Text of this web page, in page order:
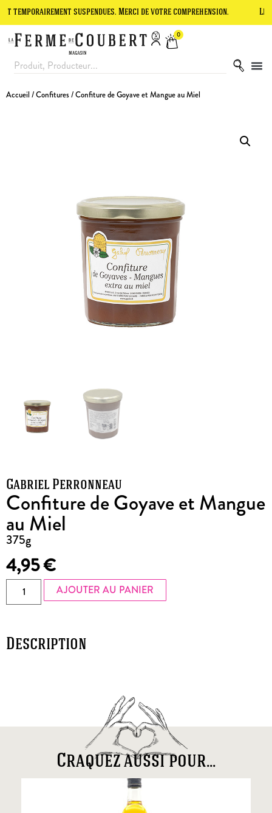
suspendues. Merci de votre compréhension. Le site est en
0
Accueil /Confitures/ Confiture de Goyave et Mangue au Miel
Gabriel Perronneau
Confiture de Goyave et Mangue
au Miel
375g
4,95€
AJOUTER AU PANIER
Description
Craquez aussi pour...